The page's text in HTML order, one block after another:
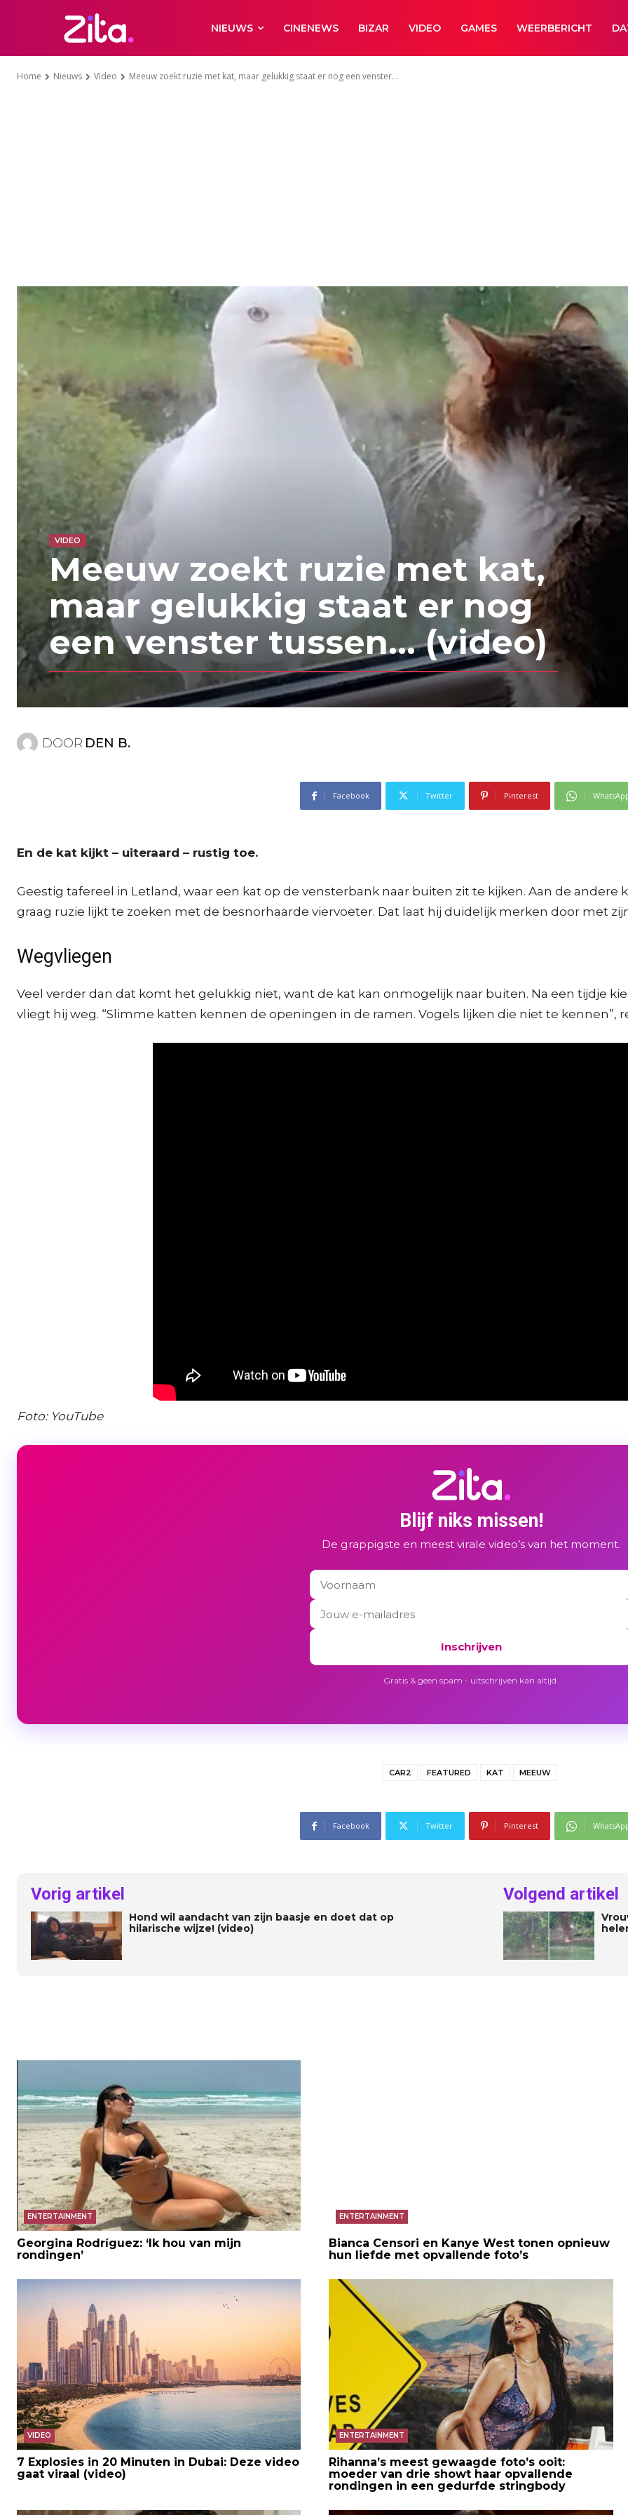
NIEUWS CINENEWS BIZAR VIDEO GAMES WEERBERICHT
Home Nieuws Video Meeuw zoekt ruzie met kat, maar gelukkig staat er nog een venster...
VIDEO
Meeuw zoekt ruzie met kat,
maar gelukkig staat er nog
een venster tussen… (video)
DOOR DEN B.
Facebook Twitter Pinterest
En de kat kijkt – uiteraard – rustig toe.
Geestig tafereel in Letland, waar een kat op de vensterbank naar buiten zit te kijken. Aan de
graag ruzie lijkt te zoeken met de besnorhaarde viervoeter. Dat laat hij duidelijk merken door met
Wegvliegen
Veel verder dan dat komt het gelukkig niet, want de kat kan onmogelijk naar buiten. Na een tijdje
vliegt hij weg. “Slimme katten kennen de openingen in de ramen. Vogels lijken die niet te kennen”,
Foto: YouTube
Blijf niks missen!
De grappigste en meest virale video’s van het moment.
Inschrijven
Gratis & geen spam - uitschrijven kan altijd.
CAR2 FEATURED KAT MEEUW
Facebook Twitter Pinterest
Vorig artikel
Hond wil aandacht van zijn baasje en doet dat op
hilarische wijze! (video)
Volgend artikel
ENTERTAINMENT
Georgina Rodríguez: ‘Ik hou van mijn
rondingen’
ENTERTAINMENT
Bianca Censori en Kanye West tonen opnieuw
hun liefde met opvallende foto’s
VIDEO
7 Explosies in 20 Minuten in Dubai: Deze video
gaat viraal (video)
ENTERTAINMENT
Rihanna’s meest gewaagde foto’s ooit:
moeder van drie showt haar opvallende
rondingen in een gedurfde stringbody